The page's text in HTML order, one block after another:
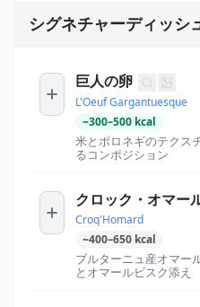
シグネチャーディッシ
巨人の卵
L'Oeuf Gargantuesque
~300–500 kcal
米とポロネギのテクス
るコンポジション
クロック・オマー
Croq'Homard
~400–650 kcal
ブルターニュ産オマー
とオマールビスク添え